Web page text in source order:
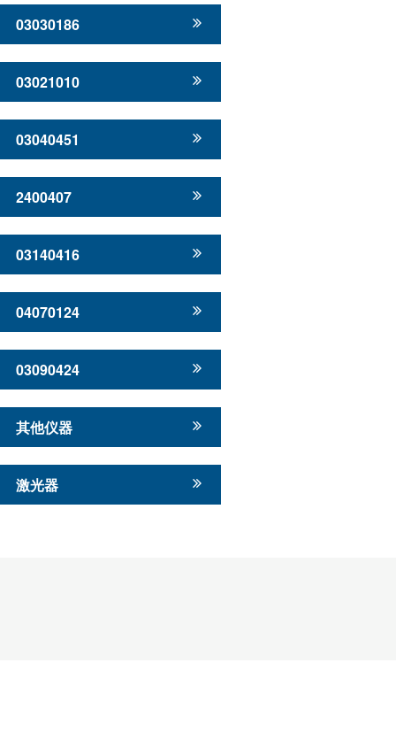
03030186
03021010
03040451
2400407
03140416
04070124
03090424
其他仪器
激光器